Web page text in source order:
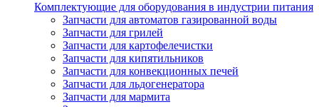
Комплектующие для оборудования в индустрии питания
Запчасти для автоматов газированной воды
Запчасти для грилей
Запчасти для картофелечистки
Запчасти для кипятильников
Запчасти для конвекционных печей
Запчасти для льдогенератора
Запчасти для мармита